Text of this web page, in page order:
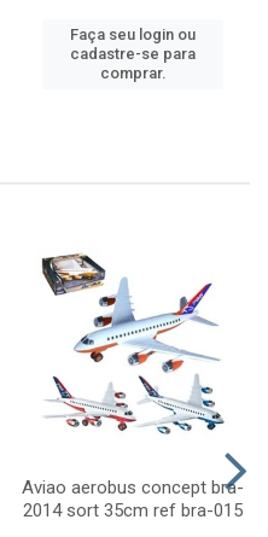
Faça seu login ou
cadastre-se para
comprar.
Aviao aerobus concept bra-
2014 sort 35cm ref bra-015